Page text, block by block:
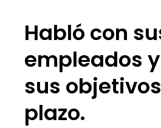
Habló con
empleados
sus
plazo.